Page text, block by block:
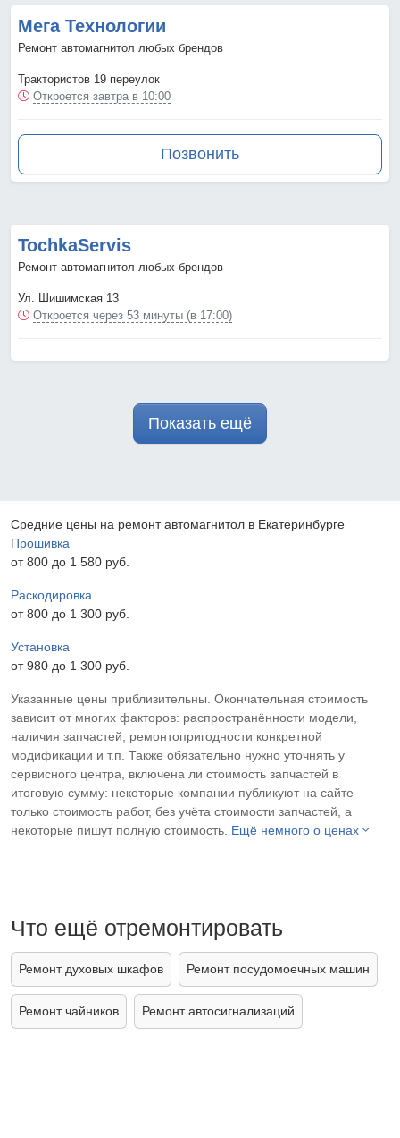
Мега Технологии
Ремонт автомагнитол любых брендов
Трактористов 19 переулок
Откроется завтра в 10:00
Позвонить
TochkaServis
Ремонт автомагнитол любых брендов
Ул. Шишимская 13
Откроется через 53 минуты (в 17:00)
Показать ещё
Средние цены на ремонт автомагнитол в Екатеринбурге
Прошивка
от 800 до 1 580 pyб.
Раскодировка
от 800 до 1 300 pyб.
Установка
от 980 до 1 300 pyб.
Указанные цены приблизительны. Окончательная стоимость
зависит от многих факторов: распространённости модели,
наличия запчастей, ремонтопригодности конкретной
модификации и т.п. Также обязательно нужно уточнять у
сервисного центра, включена ли стоимость запчастей в
итоговую сумму: некоторые компании публикуют на сайте
только стоимость работ, без учёта стоимости запчастей, а
некоторые пишут полную стоимость. Ещё немного о ценах
Что ещё отремонтировать
Ремонт духовых шкафов Ремонт посудомоечных машин
Ремонт чайников Ремонт автосигнализаций